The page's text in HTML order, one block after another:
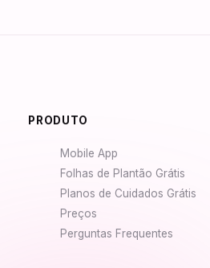
PRODUTO
Mobile App
Folhas de Plantão Grátis
Planos de Cuidados Grátis
Preços
Perguntas Frequentes